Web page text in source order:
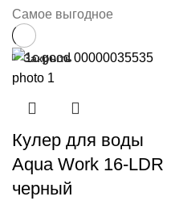
Самое выгодное
Закрыть
Кулер для воды
Aqua Work 16-LDR
черный